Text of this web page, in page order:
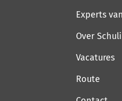
Experts
Over
Vacatures
Route